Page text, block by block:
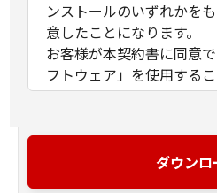
ンストールのいずれかを
意したことになります。
お客様が本契約書に同意
フトウェア」を使用する
(1) キヤノンは、お客様が
用する目的のために、「
ダウンロ